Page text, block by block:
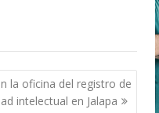
la oficina del registro de
intelectual en Jalapa